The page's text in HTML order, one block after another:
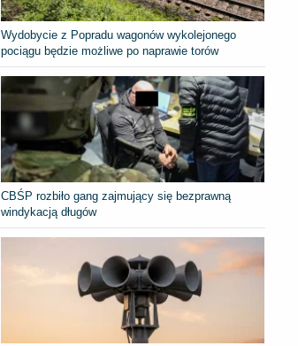
Wydobycie z Popradu wagonów wykolejonego
pociągu będzie możliwe po naprawie torów
CBŚP rozbiło gang zajmujący się bezprawną
windykacją długów